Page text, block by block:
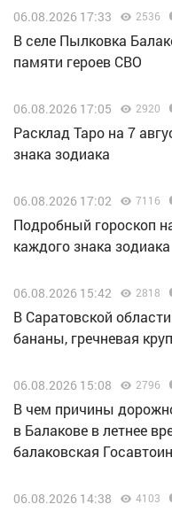
06.08.2026 17:33 2536
В селе Пылковка
памяти героев СВО
06.08.2026 17:05 2920
Расклад Таро на 7
знака зодиака
06.08.2026 17:02 7116
Подробный гороскоп
каждого знака зодиака
06.08.2026 15:42 2818
В Саратовской
бананы, гречневая
06.08.2026 15:08 2796
В чем причины
в Балакове в летнее
балаковская
06.08.2026 14:38 4103